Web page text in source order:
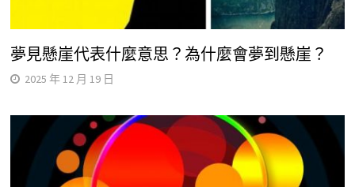
夢見懸崖代表什麼意思？為什麼會夢到懸崖？
2025 年 12 月 19 日